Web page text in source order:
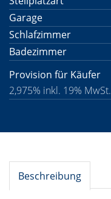
Garage
Schlafzimmer
Badezimmer
Provision für Käufer
2,975% inkl. 19% MwSt.
Beschreibung